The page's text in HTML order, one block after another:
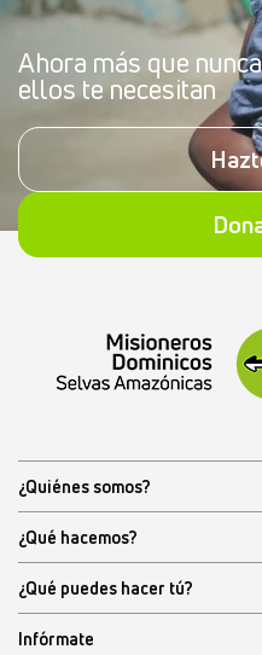
Ahora más que
ellos te necesitan
¿Quiénes somos?
¿Qué hacemos?
¿Qué puedes hacer tú?
Infórmate